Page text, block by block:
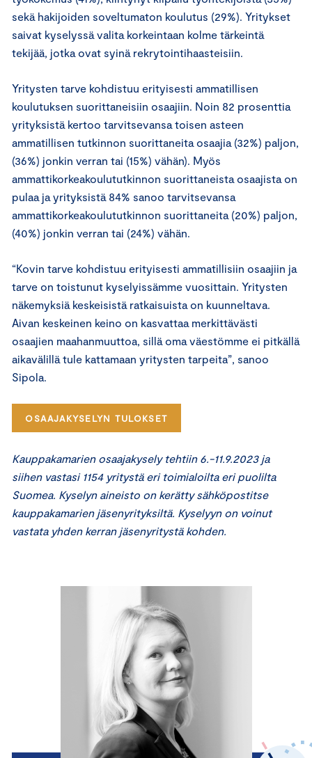
sekä hakijoiden soveltumaton koulutus (29%). Yritykset
saivat kyselyssä valita korkeintaan kolme tärkeintä
tekijää, jotka ovat syinä rekrytointihaasteisiin.
Yritysten tarve kohdistuu erityisesti ammatillisen
koulutuksen suorittaneisiin osaajiin. Noin 82 prosenttia
yrityksistä kertoo tarvitsevansa toisen asteen
ammatillisen tutkinnon suorittaneita osaajia (32%) paljon,
(36%) jonkin verran tai (15%) vähän). Myös
ammattikorkeakoulututkinnon suorittaneista osaajista on
pulaa ja yrityksistä 84% sanoo tarvitsevansa
ammattikorkeakoulututkinnon suorittaneita (20%) paljon,
(40%) jonkin verran tai (24%) vähän.
“Kovin tarve kohdistuu erityisesti ammatillisiin osaajiin ja
tarve on toistunut kyselyissämme vuosittain. Yritysten
näkemyksiä keskeisistä ratkaisuista on kuunneltava.
Aivan keskeinen keino on kasvattaa merkittävästi
osaajien maahanmuuttoa, sillä oma väestömme ei pitkällä
aikavälillä tule kattamaan yritysten tarpeita”, sanoo
Sipola.
OSAAJAKYSELYN TULOKSET
Kauppakamarien osaajakysely tehtiin 6.-11.9.2023 ja
siihen vastasi 1154 yritystä eri toimialoilta eri puolilta
Suomea. Kyselyn aineisto on kerätty sähköpostitse
kauppakamarien jäsenyrityksiltä. Kyselyyn on voinut
vastata yhden kerran jäsenyritystä kohden.